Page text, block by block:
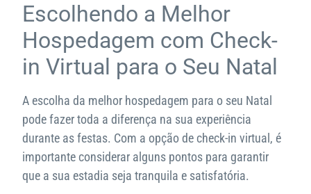
Escolhendo a Melhor
Hospedagem com Check-
in Virtual para o Seu Natal
A escolha da melhor hospedagem para o seu Natal
pode fazer toda a diferença na sua experiência
durante as festas. Com a opção de check-in virtual, é
importante considerar alguns pontos para garantir
que a sua estadia seja tranquila e satisfatória.